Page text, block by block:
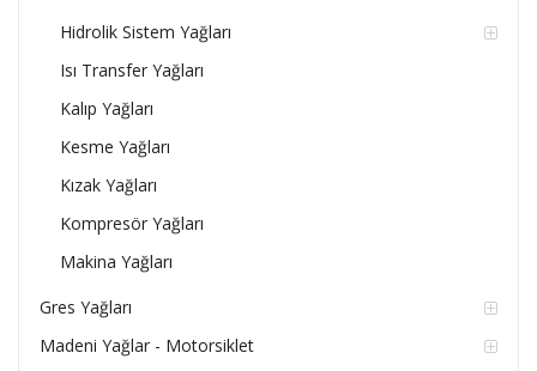
Hidrolik Sistem Yağları
Isı Transfer Yağları
Kalıp Yağları
Kesme Yağları
Kızak Yağları
Kompresör Yağları
Makina Yağları
Gres Yağları
Madeni Yağlar - Motorsiklet